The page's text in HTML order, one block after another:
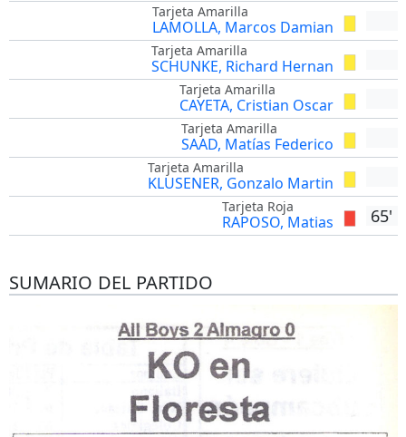
Tarjeta Amarilla
LAMOLLA, Marcos Damian
Tarjeta Amarilla
SCHUNKE, Richard Hernan
Tarjeta Amarilla
CAYETA, Cristian Oscar
Tarjeta Amarilla
SAAD, Matías Federico
Tarjeta Amarilla
KLUSENER, Gonzalo Martin
65'
Tarjeta Roja
RAPOSO, Matias
SUMARIO DEL PARTIDO